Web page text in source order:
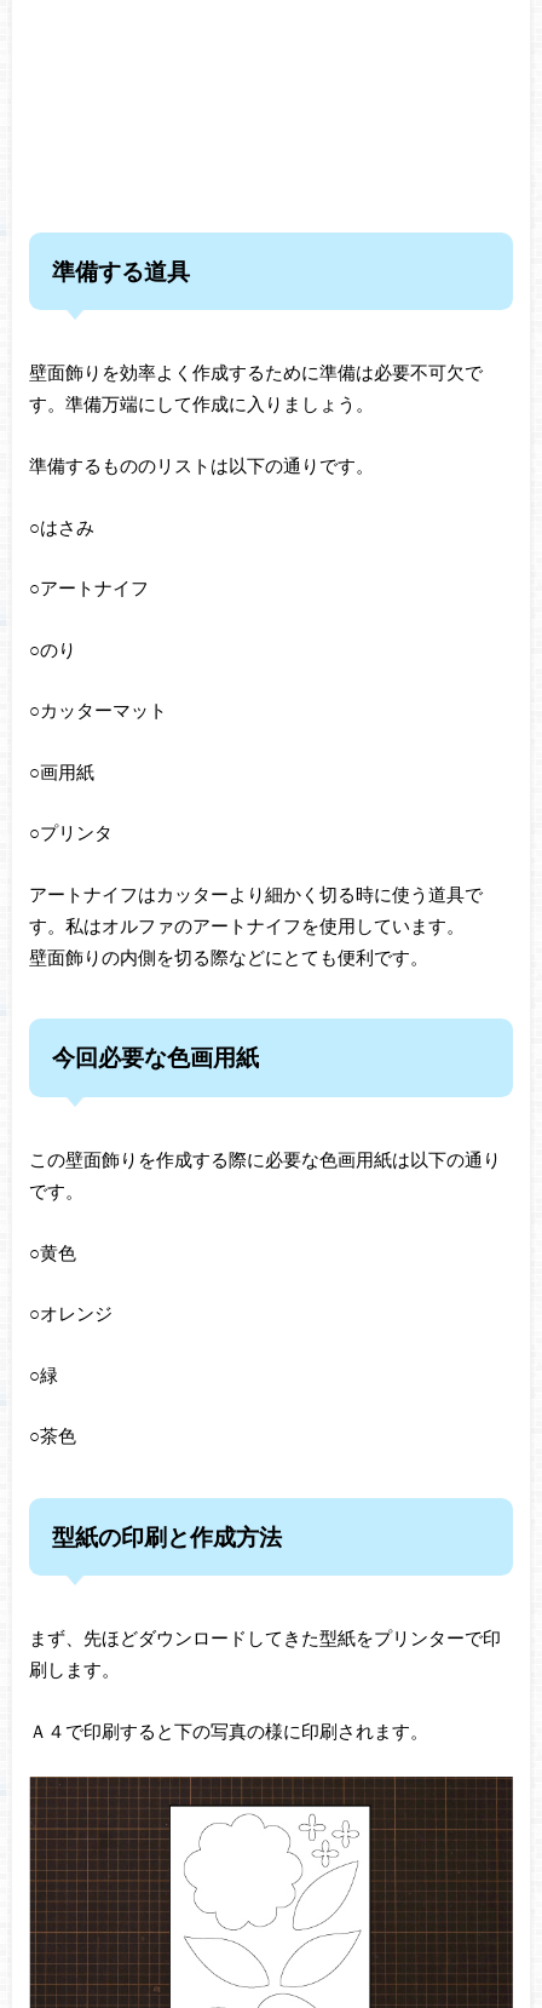
準備する道具
壁面飾りを効率よく作成するために準備は必要不可欠で
す。準備万端にして作成に入りましょう。
準備するもののリストは以下の通りです。
○はさみ
○アートナイフ
○のり
○カッターマット
○画用紙
○プリンタ
アートナイフはカッターより細かく切る時に使う道具で
す。私はオルファのアートナイフを使用しています。
壁面飾りの内側を切る際などにとても便利です。
今回必要な色画用紙
この壁面飾りを作成する際に必要な色画用紙は以下の通り
です。
○黄色
○オレンジ
○緑
○茶色
型紙の印刷と作成方法
まず、先ほどダウンロードしてきた型紙をプリンターで印
刷します。
Ａ４で印刷すると下の写真の様に印刷されます。